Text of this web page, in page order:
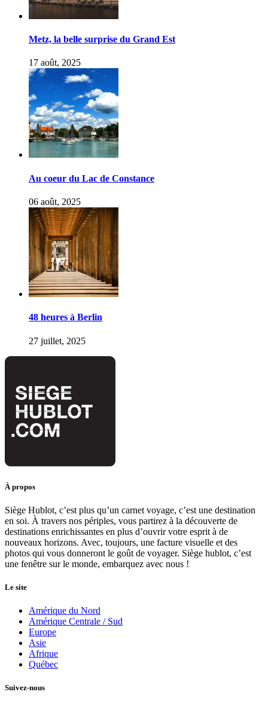
Metz, la belle surprise du Grand Est
17 août, 2025
Au coeur du Lac de Constance
06 août, 2025
48 heures à Berlin
27 juillet, 2025
À propos
Siège Hublot, c’est plus qu’un carnet voyage, c’est une destination
en soi. À travers nos périples, vous partirez à la découverte de
destinations enrichissantes en plus d’ouvrir votre esprit à de
nouveaux horizons. Avec, toujours, une facture visuelle et des
photos qui vous donneront le goût de voyager. Siège hublot, c’est
une fenêtre sur le monde, embarquez avec nous !
Le site
Amérique du Nord
Amérique Centrale / Sud
Europe
Asie
Afrique
Québec
Suivez-nous